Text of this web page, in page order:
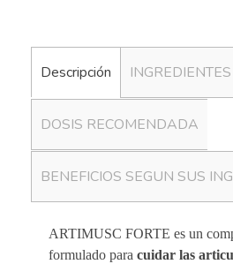
Descripción INGREDIENTES
DOSIS RECOMENDADA
BENEFICIOS SEGUN SUS
ARTIMUSC FORTE es un
formulado para cuidar las